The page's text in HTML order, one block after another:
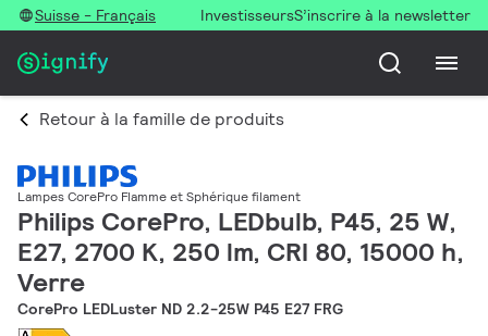
Suisse - Français InvestisseursS’inscrire à la newsletter
Retour à la famille de produits
Lampes CorePro Flamme et Sphérique filament
Philips CorePro, LEDbulb, P45, 25 W,
E27, 2700 K, 250 lm, CRI 80, 15000 h,
Verre
CorePro LEDLuster ND 2.2-25W P45 E27 FRG